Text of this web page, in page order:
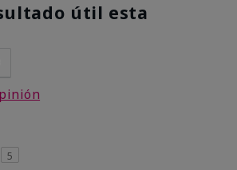
útil esta
5